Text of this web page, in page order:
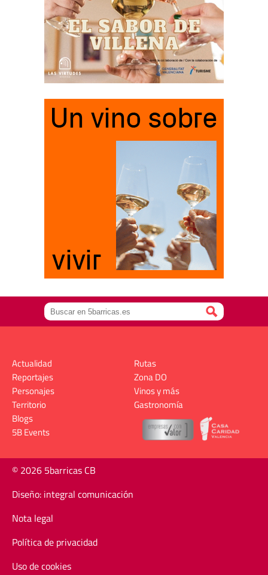
Actualidad
Reportajes
Personajes
Territorio
Rutas
Zona DO
Vinos y más
Gastronomía
Blogs
5B Events
© 2026 5barricas CB
Diseño: integral comunicación
Nota legal
Política de privacidad
Uso de cookies